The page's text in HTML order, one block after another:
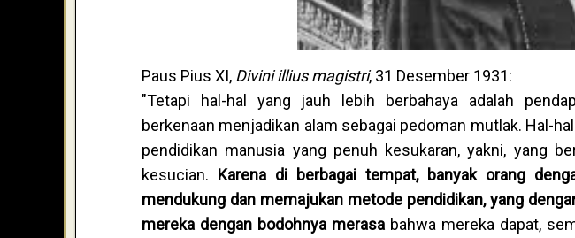
Paus Pius XI, Divini illius magistri, 31 Desember 1931:
"Tetapi hal-hal yang jauh lebih berbahaya adalah
berkenaan menjadikan alam sebagai pedoman mutlak. Hal-
pendidikan manusia yang penuh kesukaran, yakni, yang
kesucian. Karena di berbagai tempat, banyak orang
mendukung dan memajukan metode pendidikan, yang
mereka dengan bodohnya merasa bahwa mereka dapat,